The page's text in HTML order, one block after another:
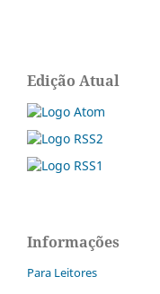
Edição Atual
Informações
Para Leitores